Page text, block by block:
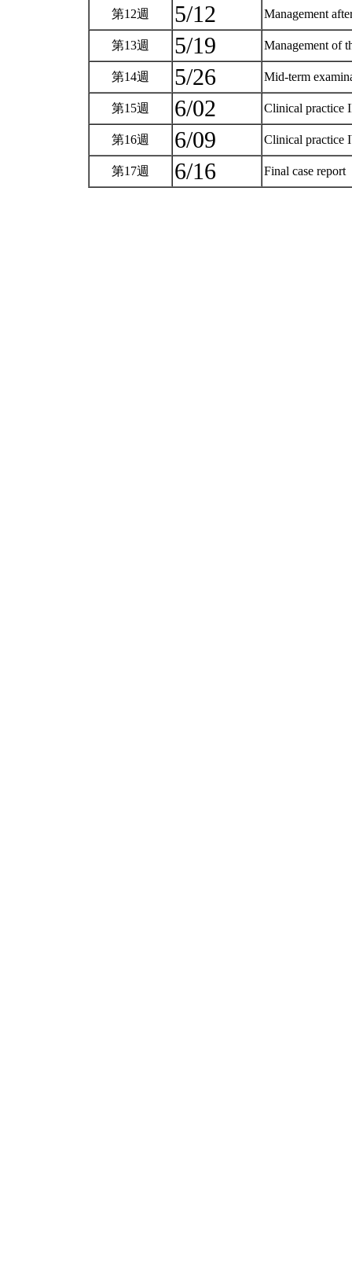
第12週 5/12 Management
第13週 5/19 Management of
第14週 5/26 Mid-term
第15週 6/02 Clinical practice
第16週 6/09 Clinical practice
第17週 6/16 Final case report